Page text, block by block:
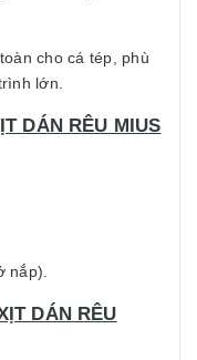
cho cá tép, phù
lớn.
DÁN RÊU MIUS
nắp).
DÁN RÊU